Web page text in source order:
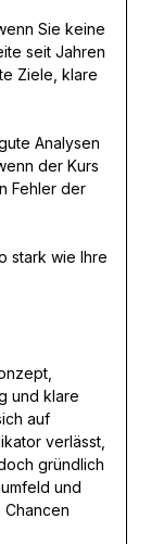
Sie keine
seit Jahren
Ziele, klare
Analysen
der Kurs
Fehler der
stark wie Ihre
und klare
auf
verlässt,
gründlich
und